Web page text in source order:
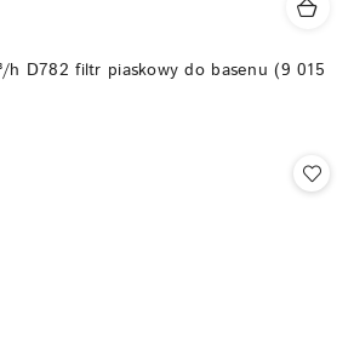
h D782 filtr piaskowy do basenu (9 015